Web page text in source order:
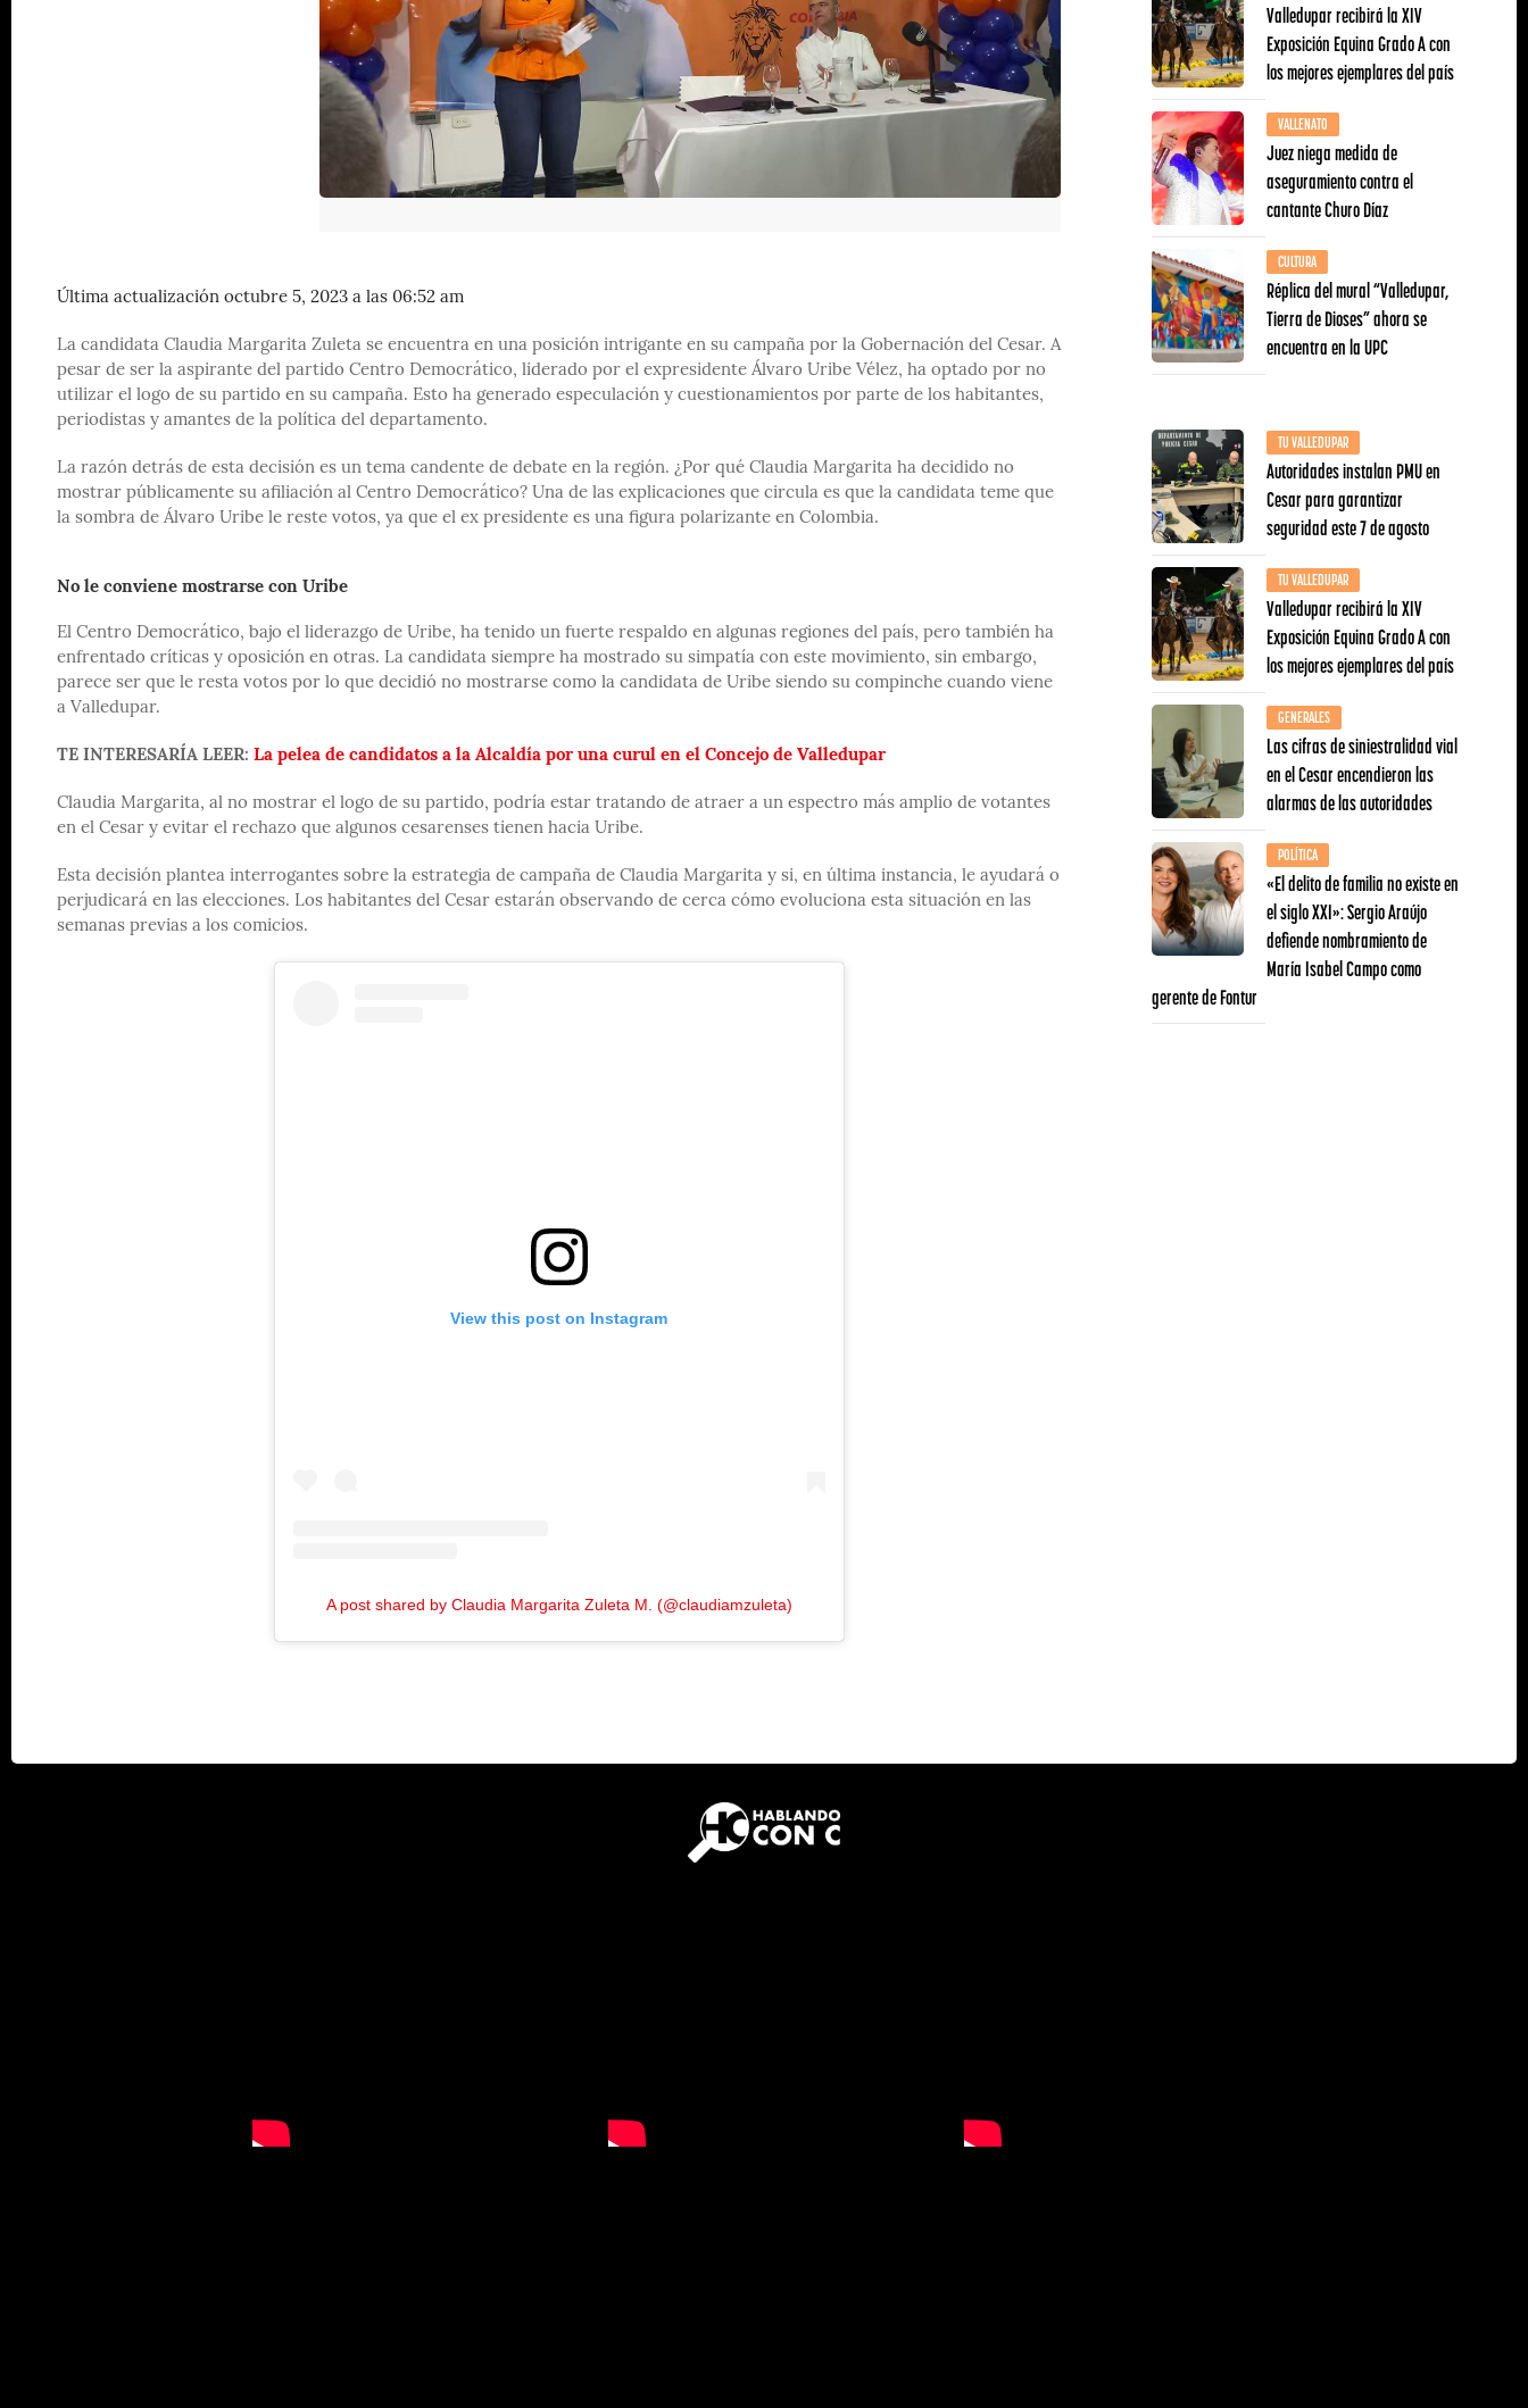
Última actualización octubre 5, 2023 a las 06:52 am
La candidata Claudia Margarita Zuleta se encuentra en una posición intrigante en su campaña por la Gobernación del Cesar. A
pesar de ser la aspirante del partido Centro Democrático, liderado por el expresidente Álvaro Uribe Vélez, ha optado por no
utilizar el logo de su partido en su campaña. Esto ha generado especulación y cuestionamientos por parte de los habitantes,
periodistas y amantes de la política del departamento.
La razón detrás de esta decisión es un tema candente de debate en la región. ¿Por qué Claudia Margarita ha decidido no
mostrar públicamente su afiliación al Centro Democrático? Una de las explicaciones que circula es que la candidata teme que
la sombra de Álvaro Uribe le reste votos, ya que el ex presidente es una figura polarizante en Colombia.
No le conviene mostrarse con Uribe
El Centro Democrático, bajo el liderazgo de Uribe, ha tenido un fuerte respaldo en algunas regiones del país, pero también ha
enfrentado críticas y oposición en otras. La candidata siempre ha mostrado su simpatía con este movimiento, sin embargo,
parece ser que le resta votos por lo que decidió no mostrarse como la candidata de Uribe siendo su compinche cuando viene
a Valledupar.
TE INTERESARÍA LEER: La pelea de candidatos a la Alcaldía por una curul en el Concejo de Valledupar
Claudia Margarita, al no mostrar el logo de su partido, podría estar tratando de atraer a un espectro más amplio de votantes
en el Cesar y evitar el rechazo que algunos cesarenses tienen hacia Uribe.
Esta decisión plantea interrogantes sobre la estrategia de campaña de Claudia Margarita y si, en última instancia, le ayudará o
perjudicará en las elecciones. Los habitantes del Cesar estarán observando de cerca cómo evoluciona esta situación en las
semanas previas a los comicios.
View this post on Instagram
A post shared by Claudia Margarita Zuleta M. (@claudiamzuleta)
Valledupar recibirá la XIV
Exposición Equina Grado A con
los mejores ejemplares del país
VALLENATO
Juez niega medida de
aseguramiento contra el
cantante Churo Díaz
CULTURA
Réplica del mural “Valledupar,
Tierra de Dioses” ahora se
encuentra en la UPC
TU VALLEDUPAR
Autoridades instalan PMU en
Cesar para garantizar
seguridad este 7 de agosto
TU VALLEDUPAR
Valledupar recibirá la XIV
Exposición Equina Grado A con
los mejores ejemplares del país
GENERALES
Las cifras de siniestralidad vial
en el Cesar encendieron las
alarmas de las autoridades
POLÍTICA
«El delito de familia no existe en
el siglo XXI»: Sergio Araújo
defiende nombramiento de
María Isabel Campo como
gerente de Fontur